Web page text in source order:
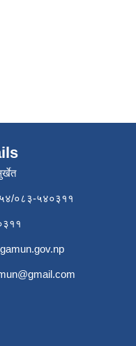
०८३-५४०३११